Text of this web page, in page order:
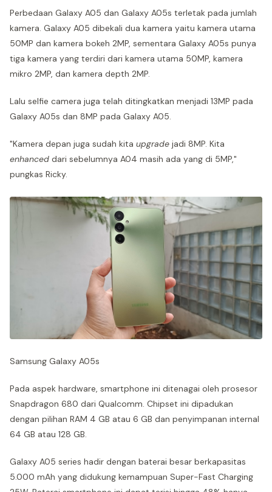
Perbedaan Galaxy A05 dan Galaxy A05s terletak pada jumlah
kamera. Galaxy A05 dibekali dua kamera yaitu kamera utama
50MP dan kamera bokeh 2MP, sementara Galaxy A05s punya
tiga kamera yang terdiri dari kamera utama 50MP, kamera
mikro 2MP, dan kamera depth 2MP.
Lalu selfie camera juga telah ditingkatkan menjadi 13MP pada
Galaxy A05s dan 8MP pada Galaxy A05.
"Kamera depan juga sudah kita upgrade jadi 8MP. Kita
enhanced dari sebelumnya A04 masih ada yang di 5MP,"
pungkas Ricky.
Samsung Galaxy A05s
Pada aspek hardware, smartphone ini ditenagai oleh prosesor
Snapdragon 680 dari Qualcomm. Chipset ini dipadukan
dengan pilihan RAM 4 GB atau 6 GB dan penyimpanan internal
64 GB atau 128 GB.
Galaxy A05 series hadir dengan baterai besar berkapasitas
5.000 mAh yang didukung kemampuan Super-Fast Charging